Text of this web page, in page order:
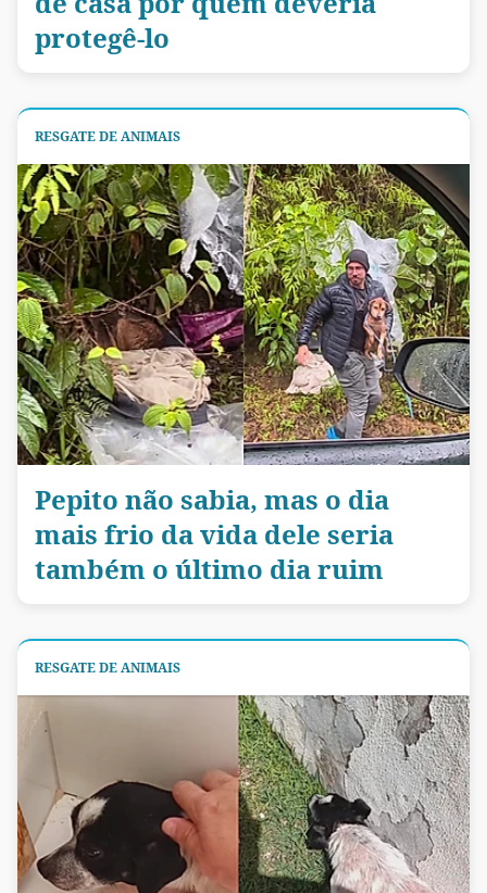
protegê-lo
RESGATE DE ANIMAIS
Pepito não sabia, mas o dia
mais frio da vida dele seria
também o último dia ruim
RESGATE DE ANIMAIS